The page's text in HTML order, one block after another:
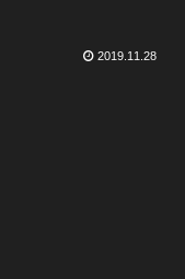
2019.11.28